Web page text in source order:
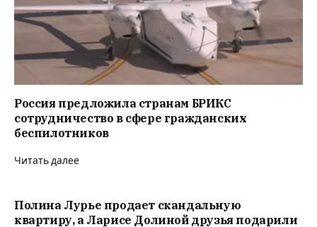
Россия предложила странам БРИКС
сотрудничество в сфере гражданских
беспилотников
Читать далее
Полина Лурье продает скандальную
квартиру, а Ларисе Долиной друзья подарили